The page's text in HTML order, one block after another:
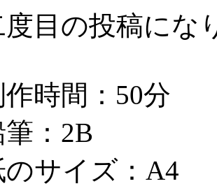
度目の投稿にな
時間：50分
：2B
のサイズ：A4